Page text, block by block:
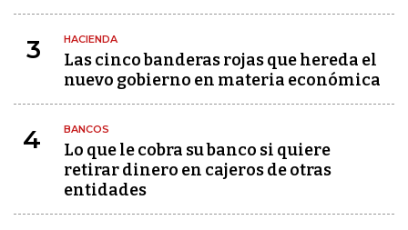
3 HACIENDA
Las cinco banderas rojas que hereda el
nuevo gobierno en materia económica
4 BANCOS
Lo que le cobra su banco si quiere
retirar dinero en cajeros de otras
entidades